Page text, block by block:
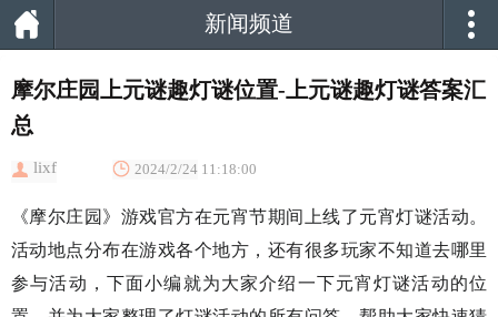
新闻频道
摩尔庄园上元谜趣灯谜位置-上元谜趣灯谜答案汇
总
lixf 2024/2/24 11:18:00
《摩尔庄园》游戏官方在元宵节期间上线了元宵灯谜活动。
活动地点分布在游戏各个地方，还有很多玩家不知道去哪里
参与活动，下面小编就为大家介绍一下元宵灯谜活动的位